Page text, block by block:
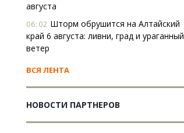
августа
06:02 Шторм обрушится на Алтайский
край 6 августа: ливни, град и ураганный
ветер
ВСЯ ЛЕНТА
НОВОСТИ ПАРТНЕРОВ